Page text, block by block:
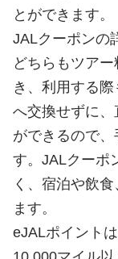
とができます。
JALクーポンの
どちらもツア
き、利用する
へ交換せずに、
ができるので
す。JALクーポ
く、宿泊や飲
ます。
eJALポイント